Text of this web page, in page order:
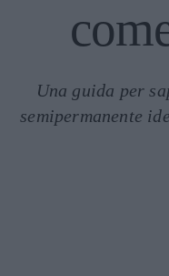
Una guida per
semipermanente